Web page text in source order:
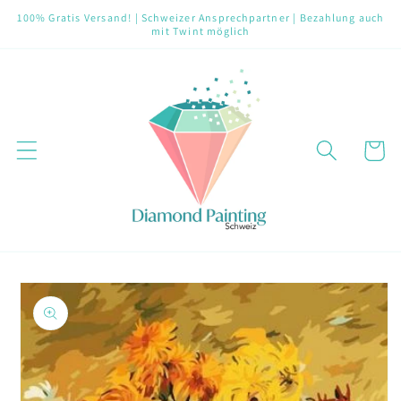
zum
100% Gratis Versand! | Schweizer Ansprechpartner | Bezahlung auch
mit Twint möglich